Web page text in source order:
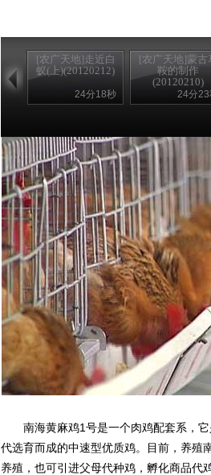
[农广天地]走近白
蚁(上)(20120212)
24分18秒
[农广天地]蒙古
鞍的制作
(20120210)
24分23
南海黄麻鸡1号是一个肉鸡配套系，它
代选育而成的中速型优质鸡。目前，养殖
养殖，也可引进父母代种鸡，孵化商品代